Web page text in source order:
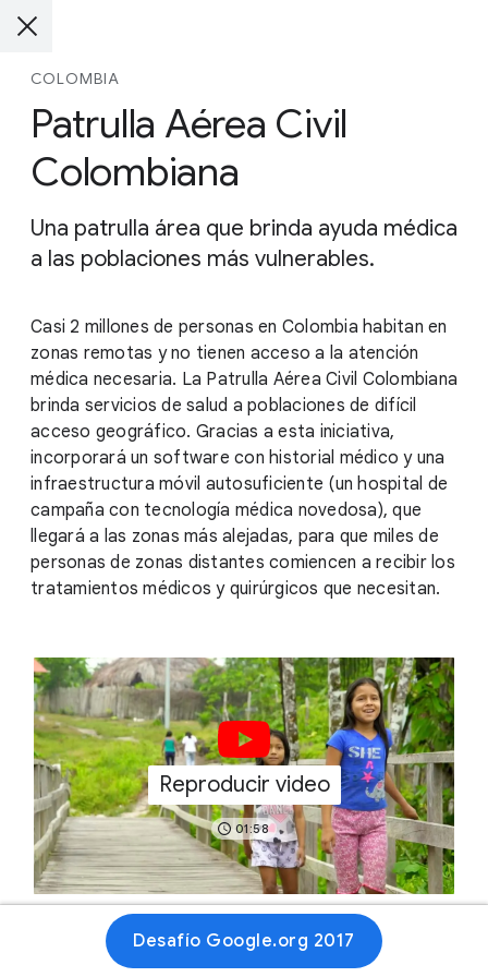
COLOMBIA
Patrulla Aérea Civil
Colombiana
Una patrulla área que brinda ayuda médica
a las poblaciones más vulnerables.
Casi 2 millones de personas en Colombia habitan en
zonas remotas y no tienen acceso a la atención
médica necesaria. La Patrulla Aérea Civil Colombiana
brinda servicios de salud a poblaciones de difícil
acceso geográfico. Gracias a esta iniciativa,
incorporará un software con historial médico y una
infraestructura móvil autosuficiente (un hospital de
campaña con tecnología médica novedosa), que
llegará a las zonas más alejadas, para que miles de
personas de zonas distantes comiencen a recibir los
tratamientos médicos y quirúrgicos que necesitan.
Reproducir video
01:58
Sitio web
Desafío Google.org 2017